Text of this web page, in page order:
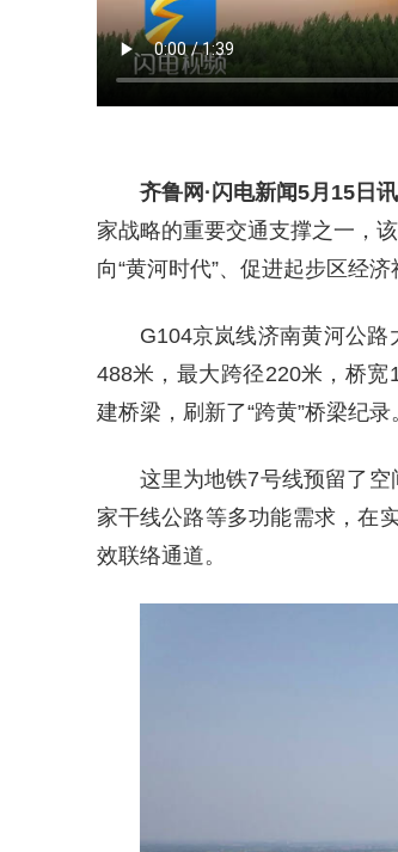
齐鲁网 ·闪电新闻5月15日讯
家战略的重要交通支撑之一，
向“黄河时代”、促进起步区经济
G104京岚线济南黄河公
488米，最大跨径220米，桥
建桥梁，刷新了“跨黄”桥梁纪录
这里为地铁7号线预留了
家干线公路等多功能需求，在
效联络通道。